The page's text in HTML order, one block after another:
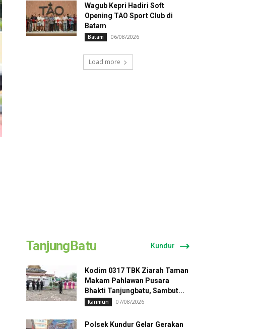
Wagub Kepri Hadiri Soft
Opening TAO Sport Club di
Batam
Batam 06/08/2026
Load more
TanjungBatu Kundur
Kodim 0317 TBK Ziarah Taman
Makam Pahlawan Pusara
Bhakti Tanjungbatu, Sambut...
Karimun 07/08/2026
Polsek Kundur Gelar Gerakan